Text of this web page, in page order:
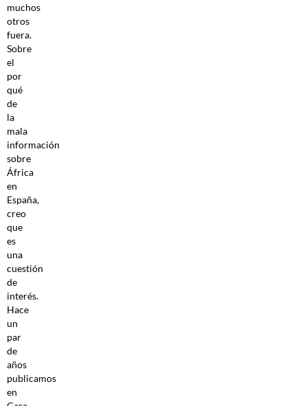
muchos
otros
fuera.
Sobre
el
por
qué
de
la
mala
información
sobre
África
en
España,
creo
que
es
una
cuestión
de
interés.
Hace
un
par
de
años
publicamos
en